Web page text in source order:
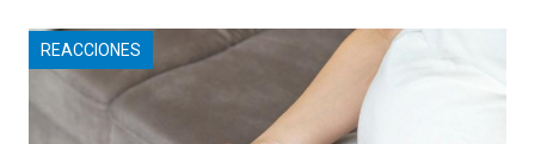
REACCIONES